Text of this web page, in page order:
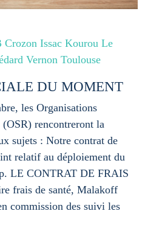
Crozon Issac Kourou Le
Vernon Toulouse
DU MOMENT
les Organisations
(OSR) rencontreront la
sujets : Notre contrat de
relatif au déploiement du
LE CONTRAT DE FRAIS
frais de santé, Malakoff
commission des suivi les